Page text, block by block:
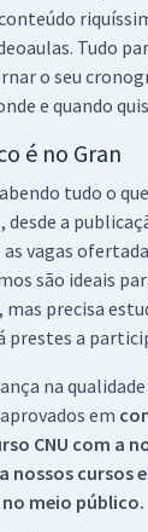
Tudo
o seu
e quando
é no Gran
tudo o
desde a
vagas
são ideais
precisa
prestes a
na
em
CNU com a
nossos cursos
meio público.